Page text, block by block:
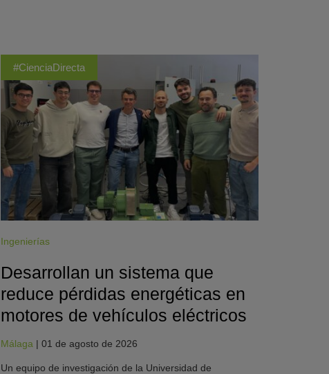
#CienciaDirecta
Ingenierías
Desarrollan un sistema que
reduce pérdidas energéticas en
motores de vehículos eléctricos
Málaga | 01 de agosto de 2026
Un equipo de investigación de la Universidad de